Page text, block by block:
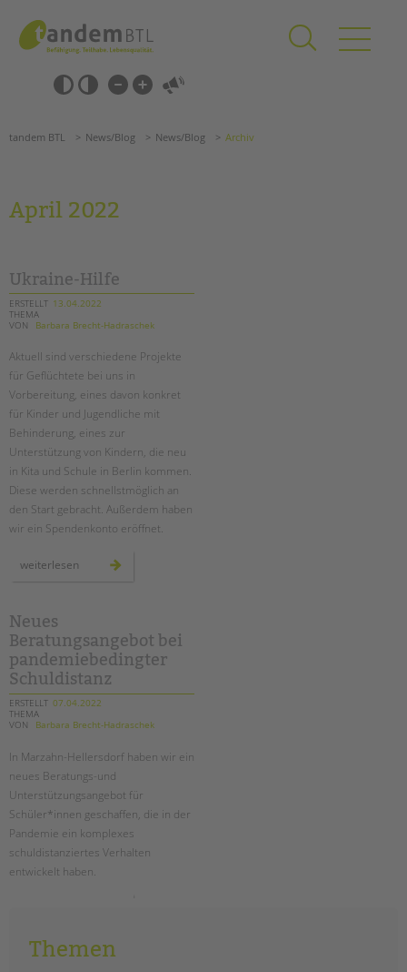
springen
Barrierefrei-
Einstellungen
überspringen
überspringen
Grundschulen
Förderzentren
Kollegs
EFöB
Tagesgruppen
HILFEN ZUR ERZIEHUNG
EINGLIEDERUNGSHILFE
BETREUTES WOHNEN
TANDEM BTL AKADEMIE
Seminarkalender
STADTTEILARBEIT
PROFIL | LEITBILD
Bereiche im Überblick
Kinder- und Jugendschutz
Unsere Videos
Gesellschafter VdK
schoolcoach BTL
tandem international
KARRIERE
Stellenangebote
NEWS/BLOG
Suchen
tandem BTL News/Blog News/Blog Archiv
April 2022
Ukraine-Hilfe
ERSTELLT 13.04.2022
THEMA
VON
Barbara Brecht-Hadraschek
Aktuell sind verschiedene Projekte
für Geflüchtete bei uns in
Vorbereitung, eines davon konkret
für Kinder und Jugendliche mit
Behinderung, eines zur
Unterstützung von Kindern, die neu
in Kita und Schule in Berlin kommen.
Diese werden schnellstmöglich an
den Start gebracht. Außerdem haben
wir ein Spendenkonto eröffnet.
weiterlesen ukraine-
Neues
Beratungsangebot bei
pandemiebedingter
Schuldistanz
ERSTELLT 07.04.2022
THEMA
VON
Barbara Brecht-Hadraschek
In Marzahn-Hellersdorf haben wir ein
neues Beratungs-und
Unterstützungsangebot für
Schüler*innen geschaffen, die in der
Pandemie ein komplexes
schuldistanziertes Verhalten
entwickelt haben.
schuldistanz
Themen